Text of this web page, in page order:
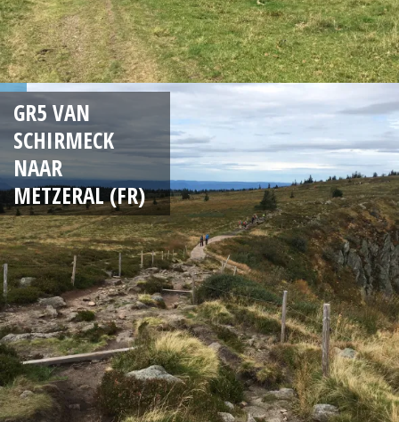
GR5 VAN
SCHIRMECK
NAAR
METZERAL (FR)